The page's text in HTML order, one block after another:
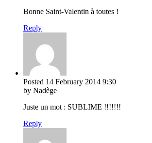
Bonne Saint-Valentin à toutes !
Reply
Posted 14 February 2014 9:30
by Nadège
Juste un mot : SUBLIME !!!!!!!
Reply